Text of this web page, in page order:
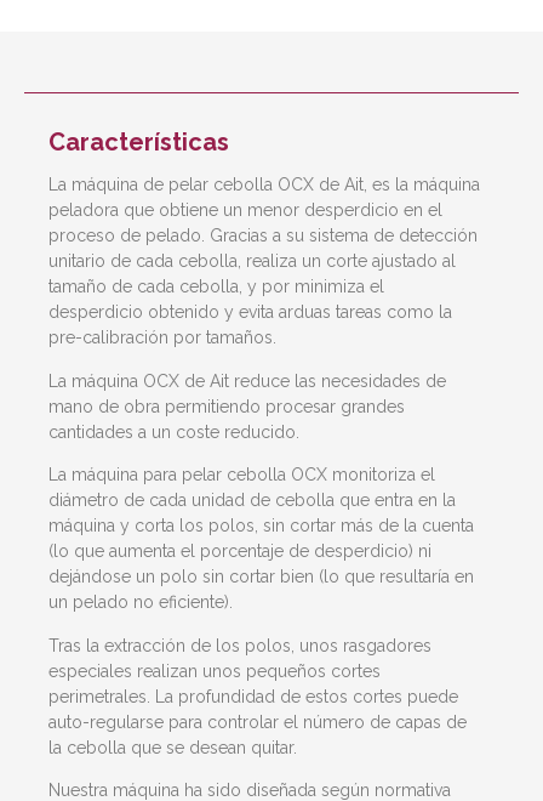
Características
La máquina de pelar cebolla OCX de Ait, es la máquina
peladora que obtiene un menor desperdicio en el
proceso de pelado. Gracias a su sistema de detección
unitario de cada cebolla, realiza un corte ajustado al
tamaño de cada cebolla, y por minimiza el
desperdicio obtenido y evita arduas tareas como la
pre-calibración por tamaños.
La máquina OCX de Ait reduce las necesidades de
mano de obra permitiendo procesar grandes
cantidades a un coste reducido.
La máquina para pelar cebolla OCX monitoriza el
diámetro de cada unidad de cebolla que entra en la
máquina y corta los polos, sin cortar más de la cuenta
(lo que aumenta el porcentaje de desperdicio) ni
dejándose un polo sin cortar bien (lo que resultaría en
un pelado no eficiente).
Tras la extracción de los polos, unos rasgadores
especiales realizan unos pequeños cortes
perimetrales. La profundidad de estos cortes puede
auto-regularse para controlar el número de capas de
la cebolla que se desean quitar.
Nuestra máquina ha sido diseñada según normativa